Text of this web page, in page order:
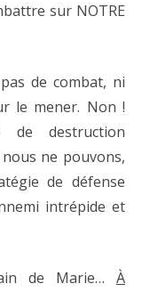
sur NOTRE
de combat, ni
le mener. Non !
de destruction
ne pouvons,
de défense
intrépide et
de Marie… À